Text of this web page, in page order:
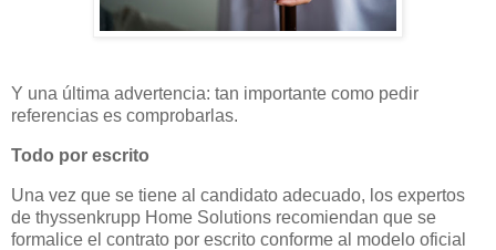
Y una última advertencia: tan importante como pedir
referencias es comprobarlas.
Todo por escrito
Una vez que se tiene al candidato adecuado, los expertos
de thyssenkrupp Home Solutions recomiendan que se
formalice el contrato por escrito conforme al modelo oficial